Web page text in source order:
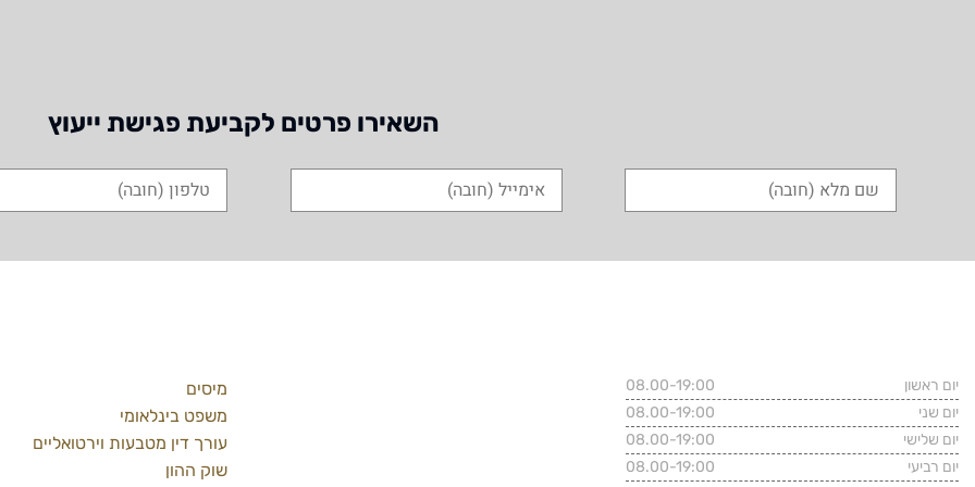
השאירו פרטים לקביעת פגישת ייעוץ
יום ראשון
08.00-19:00
יום שני
08.00-19:00
יום שלישי
08.00-19:00
יום רביעי
08.00-19:00
מיסים
משפט בינלאומי
עורך דין מטבעות וירטואליים
שוק ההון